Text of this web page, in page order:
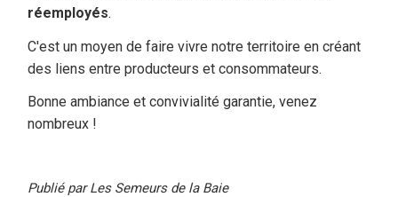
réemployés.
C'est un moyen de faire vivre notre territoire en créant
des liens entre producteurs et consommateurs.
Bonne ambiance et convivialité garantie, venez
nombreux !
Publié par Les Semeurs de la Baie